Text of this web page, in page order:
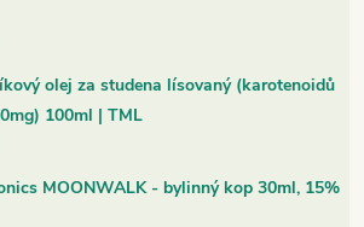
olej za studena lísovaný (karotenoidů
100ml | TML
MOONWALK - bylinný kop 30ml, 15%